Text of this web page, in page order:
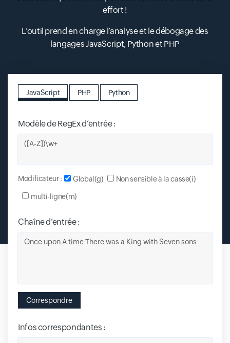
effort !
L’outil prend en charge l’analyse et le débogage des
langages JavaScript, Python et PHP
JavaScript PHP Python
Modèle de RegEx d’entrée :
Modificateur : Global(g) Non sensible à la casse(i)
multi-ligne(m)
Chaîne d’entrée :
Correspondre
Infos correspondantes :